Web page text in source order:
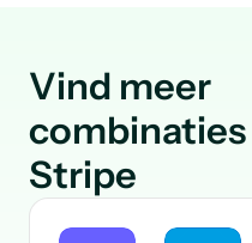
Vind meer
Stripe